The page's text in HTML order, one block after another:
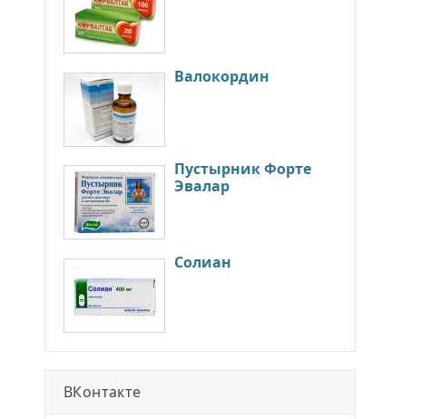
Валокордин
Пустырник Форте
Эвалар
Солиан
ВКонтакте